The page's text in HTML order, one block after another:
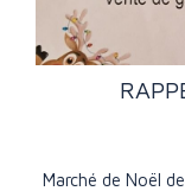
Marché de Noël